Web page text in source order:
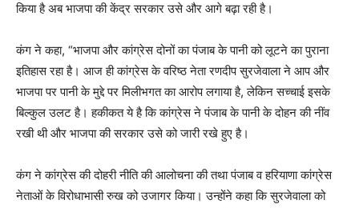
किया है अब भाजपा की केंद्र सरकार उसे और आगे बढ़ा रही है।
कंग ने कहा, “भाजपा और कांग्रेस दोनों का पंजाब के पानी को लूटने का पुराना
इतिहास रहा है। आज ही कांग्रेस के वरिष्ठ नेता रणदीप सुरजेवाला ने आप और
भाजपा पर पानी के मुद्दे पर मिलीभगत का आरोप लगाया है, लेकिन सच्चाई इसके
बिल्कुल उलट है। हकीकत ये है कि कांग्रेस ने पंजाब के पानी के दोहन की नींव
रखी थी और भाजपा की सरकार उसे को जारी रखे हुए है।
कंग ने कांग्रेस की दोहरी नीति की आलोचना की तथा पंजाब व हरियाणा कांग्रेस
नेताओं के विरोधाभासी रुख को उजागर किया। उन्होंने कहा कि सुरजेवाला को